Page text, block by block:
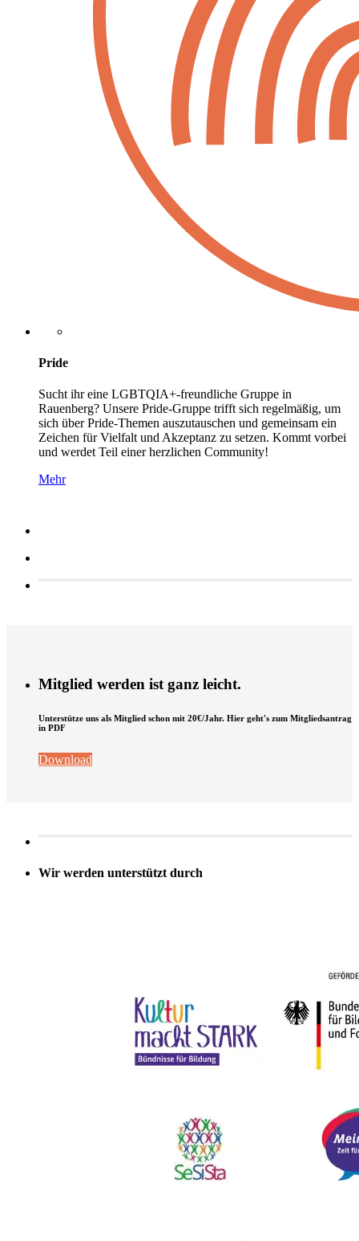
Pride
Sucht ihr eine LGBTQIA+-freundliche Gruppe in
Rauenberg? Unsere Pride-Gruppe trifft sich regelmäßig, um
sich über Pride-Themen auszutauschen und gemeinsam ein
Zeichen für Vielfalt und Akzeptanz zu setzen. Kommt vorbei
und werdet Teil einer herzlichen Community!
Mehr
Mitglied werden ist ganz leicht.
Unterstütze uns als Mitglied schon mit 20€/Jahr. Hier geht's zum Mitgliedsantrag
in PDF
Download
Wir werden unterstützt durch